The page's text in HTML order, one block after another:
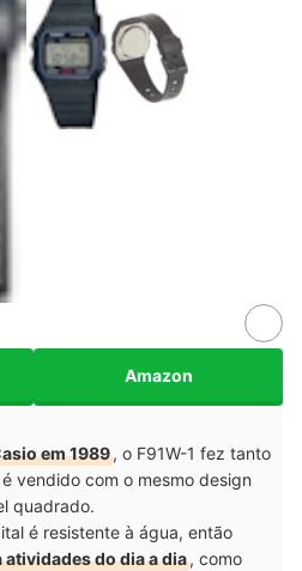
Amazon
em 1989, o F91W-1 fez tanto
vendido com o mesmo design
quadrado.
é resistente à água, então
do dia a dia, como